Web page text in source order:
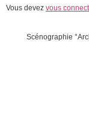
Vous devez vous
Scénographie